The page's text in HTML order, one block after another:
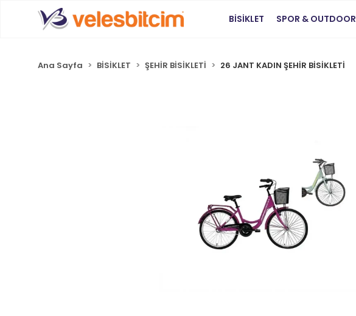
BİSİKLET SPOR & OUTDOOR
Ana Sayfa BİSİKLET ŞEHİR BİSİKLETİ 26 JANT KADIN ŞEHİR BİSİKLETİ